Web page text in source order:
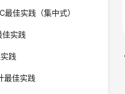
最佳实践（集中式）
佳实践
践
最佳实践